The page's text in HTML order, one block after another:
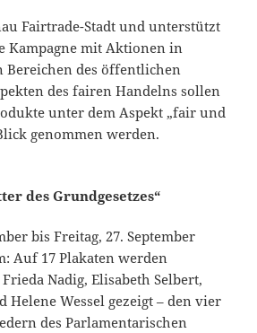
Fairtrade-Stadt und unterstützt
Kampagne mit Aktionen in
Bereichen des öffentlichen
des fairen Handelns sollen
unter dem Aspekt „fair und
genommen werden.
des Grundgesetzes“
bis Freitag, 27. September
Auf 17 Plakaten werden
Nadig, Elisabeth Selbert,
Helene Wessel gezeigt – den vier
des Parlamentarischen